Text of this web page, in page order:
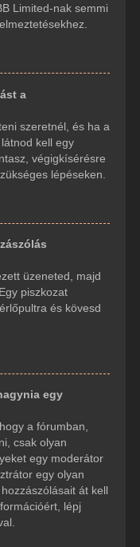
Limited-nak semmi
a
szeretnél, és ha a
kell egy
végigkísérésre
lépéseken.
üzeneted, majd
piszkozat
és kövesd
egy
a fórumban,
csak olyan
egy moderátor
egy olyan
át kell
lépj